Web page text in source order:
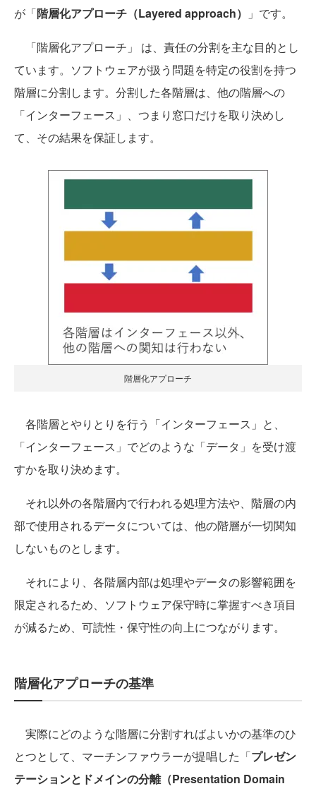
が「階層化アプローチ（Layered approach） 」です。
「階層化アプローチ」 は、責任の分割を主な目的とし
ています。ソフトウェアが扱う問題を特定の役割を持つ
階層に分割します。分割した各階層は、他の階層への
「インターフェース」、つまり窓口だけを取り決めし
て、その結果を保証します。
階層化アプローチ
各階層とやりとりを行う「インターフェース」と、
「インターフェース」でどのような「データ」を受け渡
すかを取り決めます。
それ以外の各階層内で行われる処理方法や、階層の内
部で使用されるデータについては、他の階層が一切関知
しないものとします。
それにより、各階層内部は処理やデータの影響範囲を
限定されるため、ソフトウェア保守時に掌握すべき項目
が減るため、可読性・保守性の向上につながります。
階層化アプローチの基準
実際にどのような階層に分割すればよいかの基準のひ
とつとして、マーチンファウラーが提唱した「プレゼン
テーションとドメインの分離（Presentation Domain